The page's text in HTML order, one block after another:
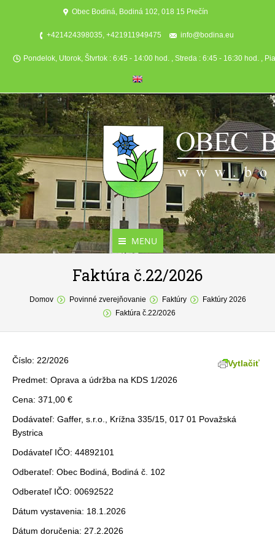
Obec Bodiná, Bodiná 102, 018 15 Prečín
+421424398035, +421911949475 info@bodina.eu
Pondelok, Utorok, Štvrtok : 6:45 - 14:00 hod. , Streda : 6:45 - 16:30 hod. ,
MENU
Aktuality
O obci
Formuláre
Fotogaléria
Kontakt
Faktúra č.22/2026
You are here:
Domov Povinné zverejňovanie Faktúry
Faktúry 2026
Faktúra č.22/2026
Vytlačiť
Číslo: 22/2026
Predmet: Oprava a údržba na KDS 1/2026
Cena: 371,00 €
Dodávateľ: Gaffer, s.r.o., Krížna 335/15, 017 01 Považská
Bystrica
Dodávateľ IČO: 44892101
Odberateľ: Obec Bodiná, Bodiná č. 102
Odberateľ IČO: 00692522
Dátum vystavenia: 18.1.2026
Dátum doručenia: 27.2.2026